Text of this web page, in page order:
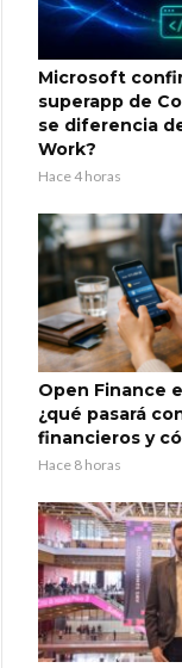
Microsoft
superapp de
se diferencia
Work?
Hace 4 horas
Open Finance
¿qué pasará
financieros y
Hace 8 horas